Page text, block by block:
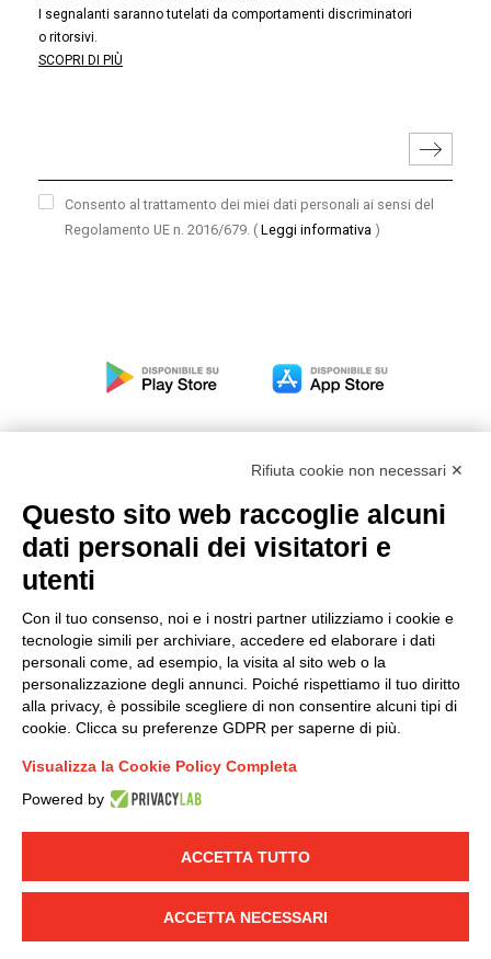
I segnalanti saranno tutelati da comportamenti discriminatori
o ritorsivi.
SCOPRI DI PIÙ
Consento al trattamento dei miei dati personali ai sensi del
Regolamento UE n. 2016/679. ( Leggi informativa )
LINKEDIN YOUTUBE
© 2019 - DKC Europe - -
Cookie-Yourbiz
Modello organizzativo, gestione e controllo – D. lgs.
231/2001
Condizioni generali di vendita DKC Power Solutions
Condizioni generali di acquisto
Codice etico
Rifiuta cookie non necessari ✕
Questo sito web raccoglie alcuni
dati personali dei visitatori e
utenti
Con il tuo consenso, noi e i nostri partner utilizziamo i cookie e
tecnologie simili per archiviare, accedere ed elaborare i dati
personali come, ad esempio, la visita al sito web o la
personalizzazione degli annunci. Poiché rispettiamo il tuo diritto
alla privacy, è possibile scegliere di non consentire alcuni tipi di
cookie. Clicca su preferenze GDPR per saperne di più.
Visualizza la Cookie Policy Completa
Powered by
ACCETTA TUTTO
ACCETTA NECESSARI